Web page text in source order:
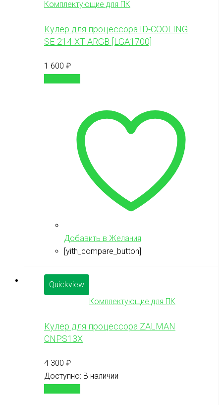
Комплектующие для ПК
Кулер для процессора ID-COOLING
SE-214-XT ARGB [LGA1700]
1 600 ₽
Добавить в Желания
[yith_compare_button]
Quickview
Комплектующие для ПК
Кулер для процессора ZALMAN
CNPS13X
4 300 ₽
Доступно: В наличии